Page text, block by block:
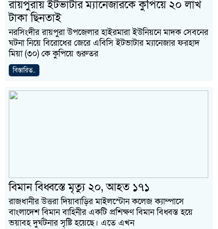
রায়পুরায় ইটভাটার ম্যানেজারকে কুপিয়ে ২০ লাখ
টাকা ছিনতাই
নরসিংদীর রায়পুরা উপজেলার হাইরমারা ইউনিয়নে মাদক সেবনের
ঘটনা নিয়ে বিরোধের জেরে এবিসি ইটভাটার ম্যানেজার ফরহাদ
মিয়া (৩০) কে কুপিয়ে গুরুতর
বিস্তারিত..
বিমান বিধ্বস্তে মৃত্যু ২০, আহত ১৭১
রাজধানীর উত্তরা দিয়াবাড়ির মাইলস্টোন কলেজ ক্যাম্পাসে
বাংলাদেশ বিমান বাহিনীর একটি প্রশিক্ষণ বিমান বিধ্বস্ত হয়ে
ভয়াবহ দুর্ঘটনার সৃষ্টি হয়েছে। এতে এখন